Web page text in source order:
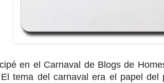
en el Carnaval de Blogs de
tema del carnaval era el papel del